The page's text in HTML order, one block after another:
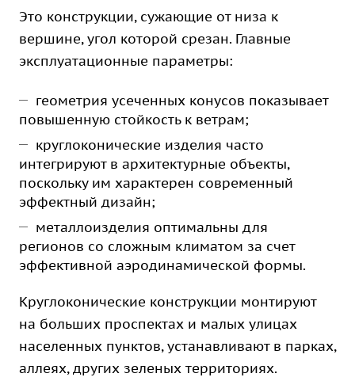
Это конструкции, сужающие от низа к
вершине, угол которой срезан. Главные
эксплуатационные параметры:
геометрия усеченных конусов показывает
повышенную стойкость к ветрам;
круглоконические изделия часто
интегрируют в архитектурные объекты,
поскольку им характерен современный
эффектный дизайн;
металлоизделия оптимальны для
регионов со сложным климатом за счет
эффективной аэродинамической формы.
Круглоконические конструкции монтируют
на больших проспектах и малых улицах
населенных пунктов, устанавливают в парках,
аллеях, других зеленых территориях.